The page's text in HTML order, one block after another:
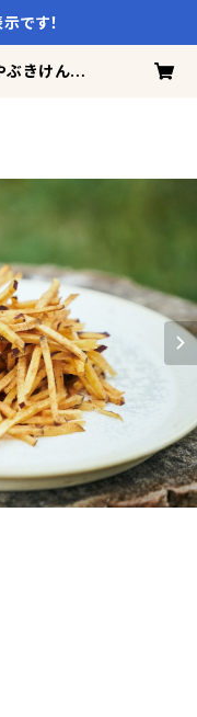
です！
ぶきけんぴ